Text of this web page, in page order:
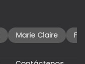
Marie Claire